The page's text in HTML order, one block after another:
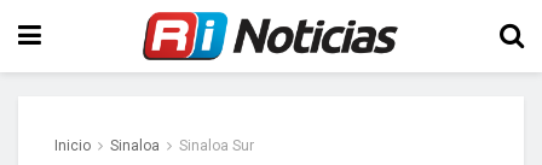
Inicio Sinaloa Sinaloa Sur